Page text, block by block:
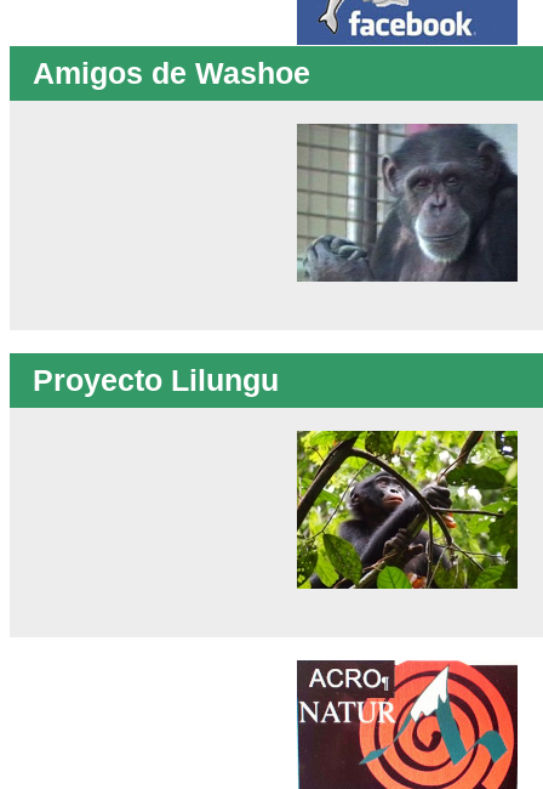
Amigos de Washoe
Proyecto Lilungu